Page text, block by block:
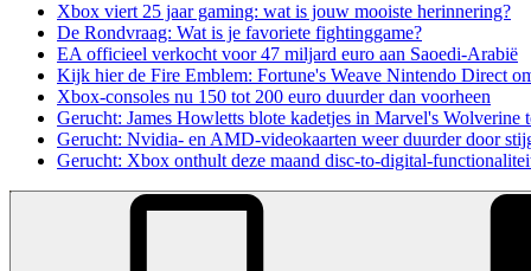
Xbox viert 25 jaar gaming: wat is jouw mooiste herinnering?
De Rondvraag: Wat is je favoriete fightinggame?
EA officieel verkocht voor 47 miljard euro aan Saoedi-Arabië
Kijk hier de Fire Emblem: Fortune's Weave Nintendo Direct
Xbox-consoles nu 150 tot 200 euro duurder dan voorheen
Gerucht: James Howletts blote kadetjes in Marvel's Wolverine
Gerucht: Nvidia- en AMD-videokaarten weer duurder door
Gerucht: Xbox onthult deze maand disc-to-digital-